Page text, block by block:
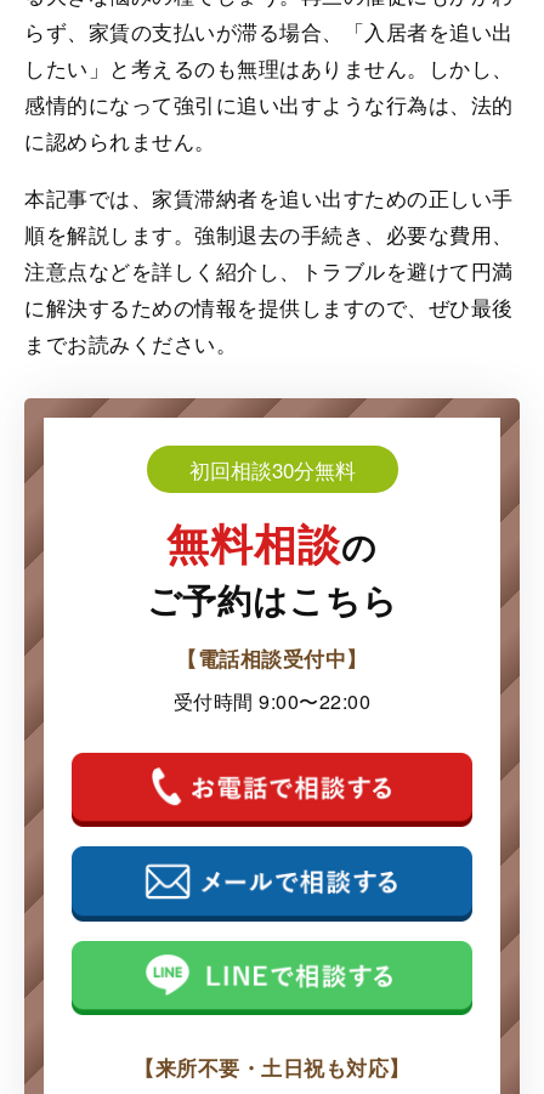
らず、家賃の支払いが滞る場合、「入居者を追い出
したい」と考えるのも無理はありません。しかし、
感情的になって強引に追い出すような行為は、法的
に認められません。
本記事では、家賃滞納者を追い出すための正しい手
順を解説します。強制退去の手続き、必要な費用、
注意点などを詳しく紹介し、トラブルを避けて円満
に解決するための情報を提供しますので、ぜひ最後
までお読みください。
初回相談30分無料
無料相談の
ご予約はこちら
【電話相談受付中】
受付時間 9:00〜22:00
【来所不要・土日祝も対応】